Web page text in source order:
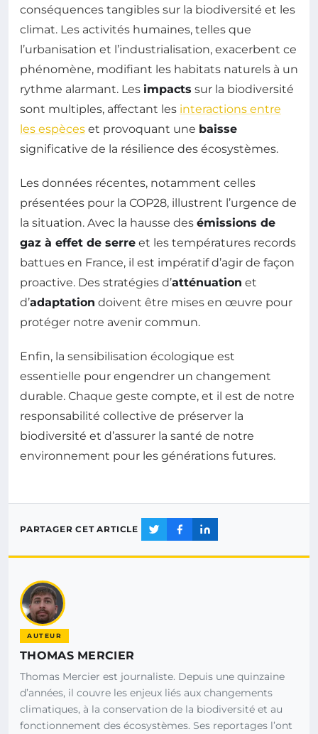
conséquences tangibles sur la biodiversité et les
climat. Les activités humaines, telles que
l’urbanisation et l’industrialisation, exacerbent ce
phénomène, modifiant les habitats naturels à un
rythme alarmant. Les impacts sur la biodiversité
sont multiples, affectant les interactions entre
les espèces et provoquant une baisse
significative de la résilience des écosystèmes.
Les données récentes, notamment celles
présentées pour la COP28, illustrent l’urgence de
la situation. Avec la hausse des émissions de
gaz à effet de serre et les températures records
battues en France, il est impératif d’agir de façon
proactive. Des stratégies d’atténuation et
d’adaptation doivent être mises en œuvre pour
protéger notre avenir commun.
Enfin, la sensibilisation écologique est
essentielle pour engendrer un changement
durable. Chaque geste compte, et il est de notre
responsabilité collective de préserver la
biodiversité et d’assurer la santé de notre
environnement pour les générations futures.
PARTAGER CET ARTICLE
AUTEUR
THOMAS MERCIER
Thomas Mercier est journaliste. Depuis une quinzaine
d’années, il couvre les enjeux liés aux changements
climatiques, à la conservation de la biodiversité et au
fonctionnement des écosystèmes. Ses reportages l’ont